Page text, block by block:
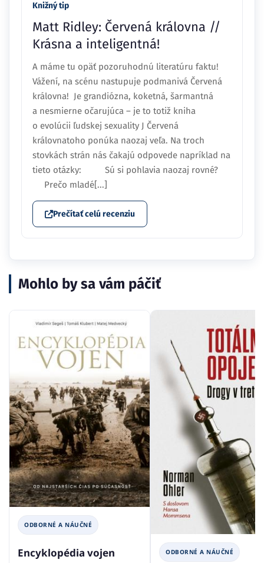
Knižný tip
Matt Ridley: Červená královna //
Krásna a inteligentná!
A máme tu opäť pozoruhodnú literatúru faktu!
Vážení, na scénu nastupuje podmanivá Červená
královna! Je grandiózna, koketná, šarmantná
a nesmierne očarujúca – je to totiž kniha
o evolúcii ľudskej sexuality J Červená
královnatoho ponúka naozaj veľa. Na troch
stovkách strán nás čakajú odpovede napríklad na
tieto otázky: Sú si pohlavia naozaj rovné?
Prečo mladé[...]
Prečítať celú recenziu
Mohlo by sa vám páčiť
ODBORNÉ A NÁUČNÉ
Encyklopédia vojen ODBORNÉ A NÁUČNÉ